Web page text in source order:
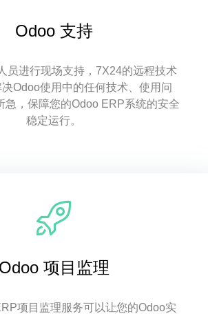
Odoo 支持
员进行现场支持，7X24的远程技术
Odoo使用中的任何技术、使用问
急，保障您的Odoo ERP系统的安全
稳定运行。
Odoo 项目监理
项目监理服务可以让您的Odoo实